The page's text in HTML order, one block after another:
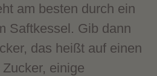
am besten durch ein
Saftkessel. Gib dann
das heißt auf einen
einige